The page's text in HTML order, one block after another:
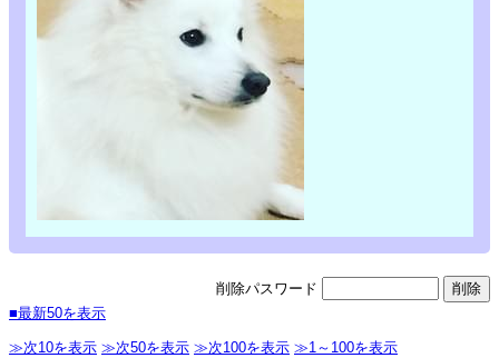
削除パスワード
■最新50を表示
≫次10を表示 ≫次50を表示 ≫次100を表示 ≫1～100を表示